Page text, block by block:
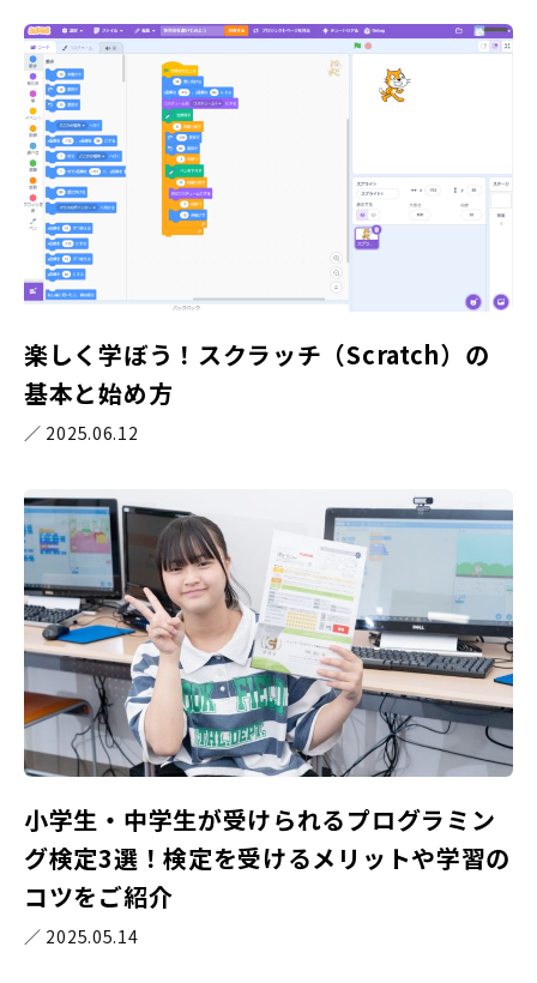
楽しく学ぼう！スクラッチ（Scratch）の
基本と始め方
／ 2025.06.12
小学生・中学生が受けられるプログラミン
グ検定3選！検定を受けるメリットや学習の
コツをご紹介
／ 2025.05.14